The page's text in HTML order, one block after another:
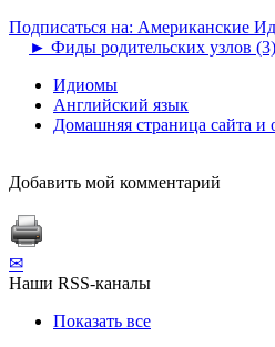
Подписаться на: Американские
► Фиды родительских узлов (3)
Идиомы
Английский язык
Домашняя страница сайта
Добавить мой комментарий
✉
Наши RSS-каналы
Показать все